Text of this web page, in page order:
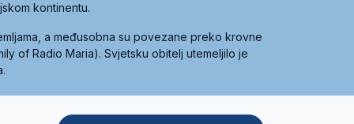
kontinentu.
a međusobna su povezane preko krovne
of Radio Maria). Svjetsku obitelj utemeljilo je